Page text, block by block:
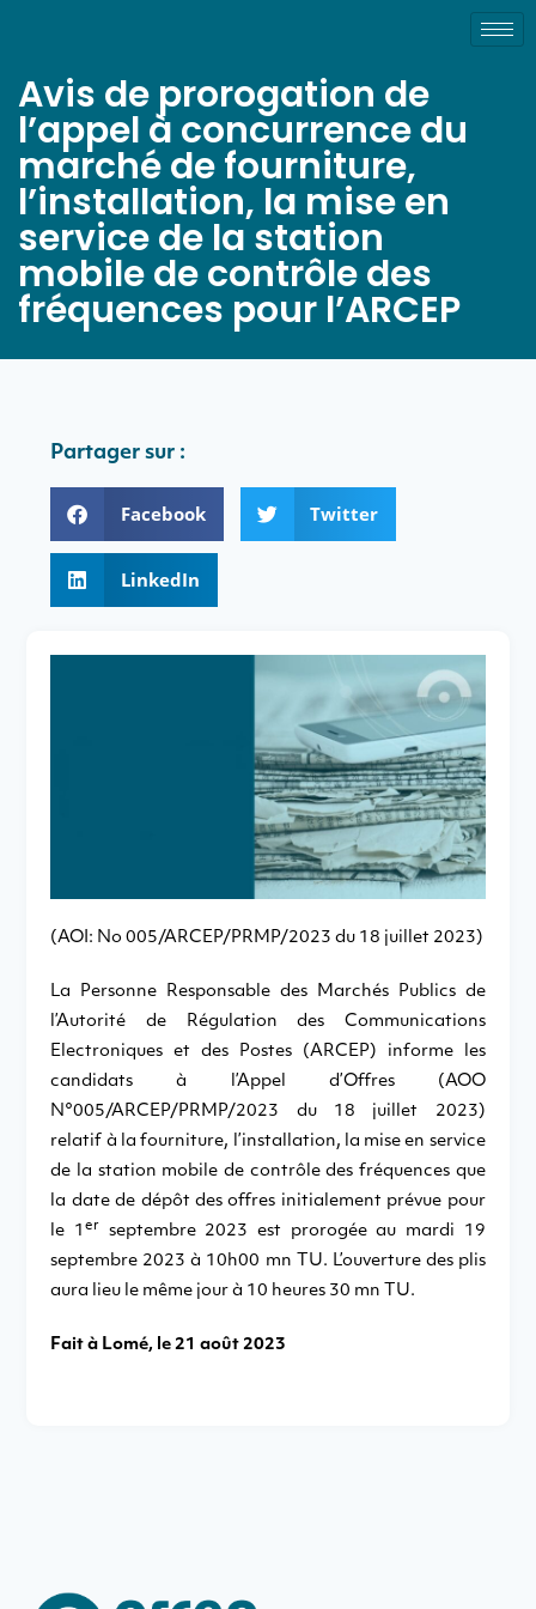
Avis de prorogation de
l’appel à concurrence du
marché de fourniture,
l’installation, la mise en
service de la station
mobile de contrôle des
fréquences pour l’ARCEP
Partager sur :
Facebook Twitter
LinkedIn
(AOI: No 005/ARCEP/PRMP/2023 du 18 juillet 2023)
La Personne Responsable des Marchés Publics de
l’Autorité de Régulation des Communications
Electroniques et des Postes (ARCEP) informe les
candidats à l’Appel d’Offres (AOO
N°005/ARCEP/PRMP/2023 du 18 juillet 2023)
relatif à la fourniture, l’installation, la mise en service
de la station mobile de contrôle des fréquences que
la date de dépôt des offres initialement prévue pour
le 1er
septembre 2023 est prorogée au mardi 19
septembre 2023 à 10h00 mn TU. L’ouverture des plis
aura lieu le même jour à 10 heures 30 mn TU.
Fait à Lomé, le 21 août 2023